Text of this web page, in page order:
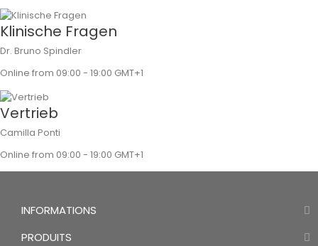
Klinische Fragen
Dr. Bruno Spindler
Online from 09:00 - 19:00 GMT+1
Vertrieb
Camilla Ponti
Online from 09:00 - 19:00 GMT+1
INFORMATIONS
PRODUITS